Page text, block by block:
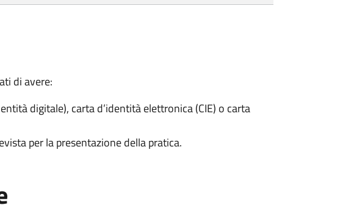
di avere:
digitale), carta d’identità elettronica (CIE) o carta
per la presentazione della pratica.